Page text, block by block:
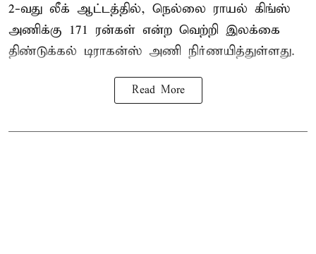
2-வது லீக் ஆட்டத்தில், நெல்லை ராயல் கிங்ஸ்
அணிக்கு 171 ரன்கள் என்ற வெற்றி இலக்கை
திண்டுக்கல் டிராகன்ஸ் அணி நிர்ணயித்துள்ளது.
Read More